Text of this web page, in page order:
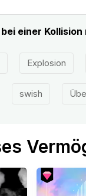
einer
Explosion
swish